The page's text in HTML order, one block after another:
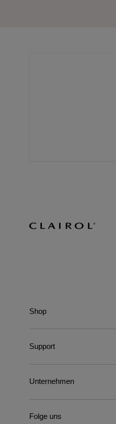
Shop
Support
Unternehmen
Folge uns